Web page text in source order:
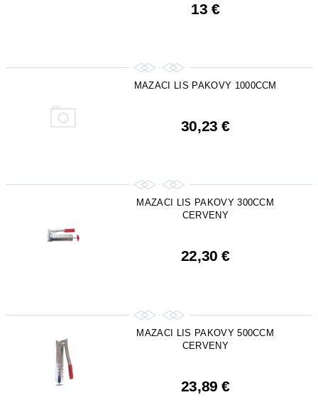
13 €
MAZACI LIS PAKOVY 1000CCM
30,23 €
MAZACI LIS PAKOVY 300CCM
CERVENY
22,30 €
MAZACI LIS PAKOVY 500CCM
CERVENY
23,89 €